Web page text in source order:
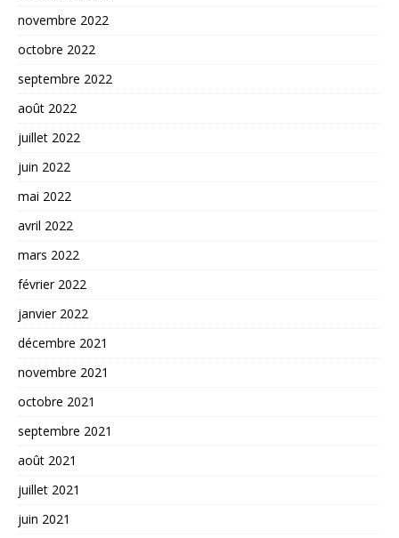
novembre 2022
octobre 2022
septembre 2022
août 2022
juillet 2022
juin 2022
mai 2022
avril 2022
mars 2022
février 2022
janvier 2022
décembre 2021
novembre 2021
octobre 2021
septembre 2021
août 2021
juillet 2021
juin 2021